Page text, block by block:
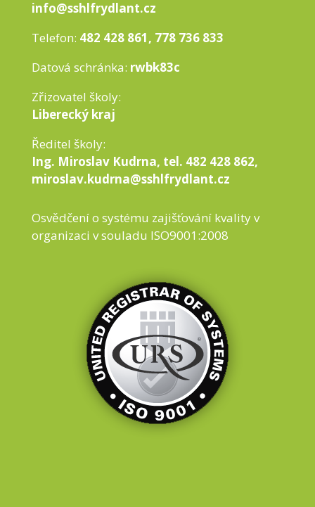
info@sshlfrydlant.cz
Telefon: 482 428 861, 778 736 833
Datová schránka: rwbk83c
Zřizovatel školy:
Liberecký kraj
Ředitel školy:
Ing. Miroslav Kudrna, tel. 482 428 862,
miroslav.kudrna@sshlfrydlant.cz
Osvědčení o systému zajišťování kvality v
organizaci v souladu ISO9001:2008